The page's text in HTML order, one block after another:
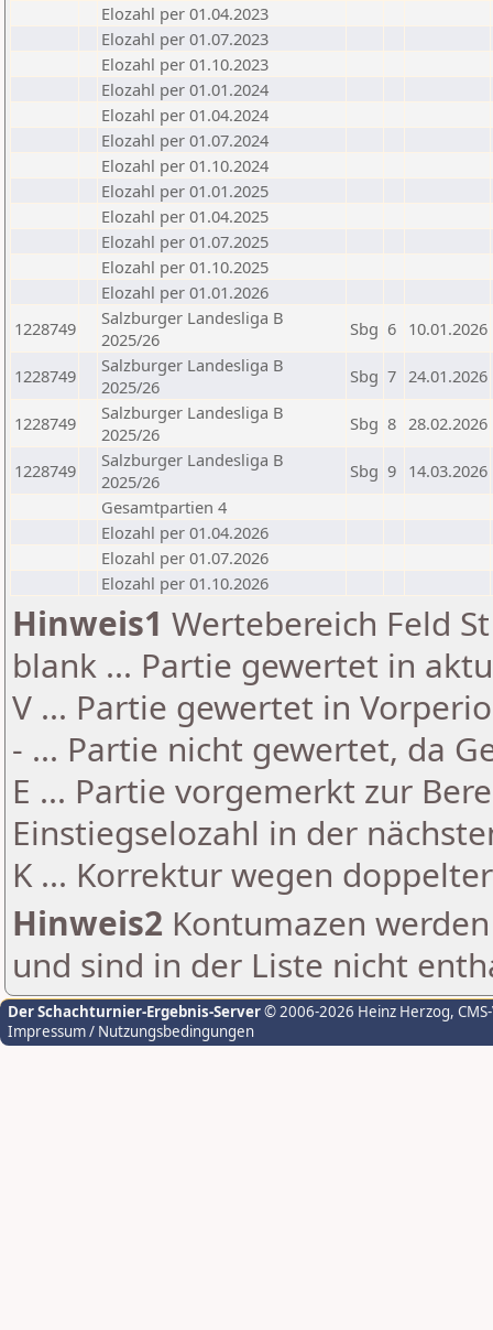
Elozahl per 01.04.2023
Elozahl per 01.07.2023
Elozahl per 01.10.2023
Elozahl per 01.01.2024
Elozahl per 01.04.2024
Elozahl per 01.07.2024
Elozahl per 01.10.2024
Elozahl per 01.01.2025
Elozahl per 01.04.2025
Elozahl per 01.07.2025
Elozahl per 01.10.2025
Elozahl per 01.01.2026
1228749
Salzburger Landesliga B
2025/26
Sbg 6 10.01.2026
1228749
Salzburger Landesliga B
2025/26
Sbg 7 24.01.2026
1228749
Salzburger Landesliga B
2025/26
Sbg 8 28.02.2026
1228749
Salzburger Landesliga B
2025/26
Sbg 9 14.03.2026
Gesamtpartien 4
Elozahl per 01.04.2026
Elozahl per 01.07.2026
Elozahl per 01.10.2026
Hinweis1 Wertebereich Feld
blank ... Partie gewertet in
V ... Partie gewertet in
- ... Partie nicht gewertet, da
E ... Partie vorgemerkt zur
Einstiegselozahl in der
K ... Korrektur wegen
Hinweis2 Kontumazen
und sind in der Liste nicht
Der Schachturnier-Ergebnis-Server© 2006-2026 Heinz Herzog,
Impressum / Nutzungsbedingungen